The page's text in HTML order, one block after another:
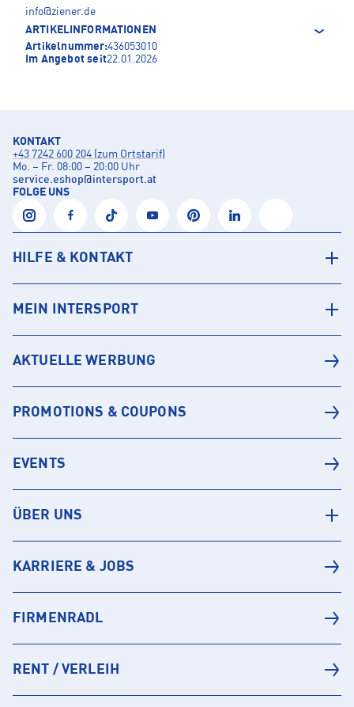
info@ziener.de
ARTIKELINFORMATIONEN
Artikelnummer:436053010
Im Angebot seit22.01.2026
KONTAKT
+43 7242 600 204 (zum Ortstarif)
Mo. – Fr. 08:00 – 20:00 Uhr
service.eshop@intersport.at
FOLGE UNS
HILFE & KONTAKT
MEIN INTERSPORT
AKTUELLE WERBUNG
PROMOTIONS & COUPONS
EVENTS
ÜBER UNS
KARRIERE & JOBS
FIRMENRADL
RENT / VERLEIH